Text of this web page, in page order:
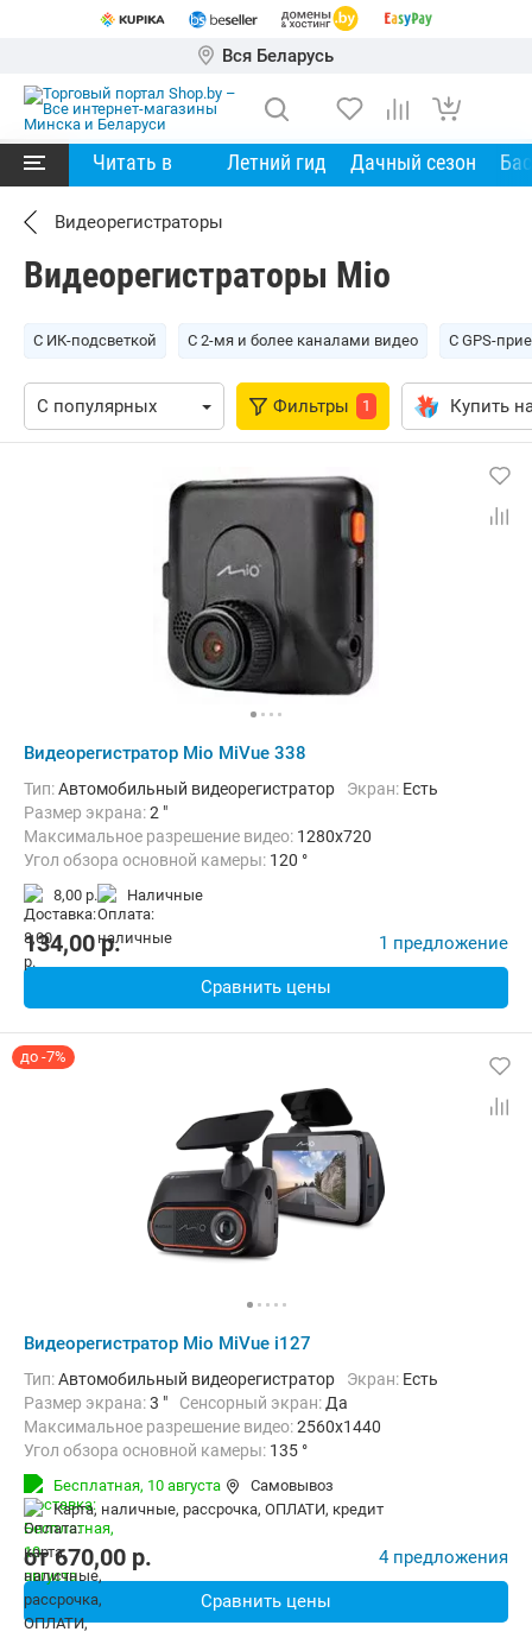
Вся Беларусь
Читать в Летний гид Дачный сезон
Видеорегистраторы
Видеорегистраторы Mio
С ИК-подсветкой С 2-мя и более каналами видео С GPS-
Фильтры 1 Купить
Видеорегистратор Mio MiVue 338
Тип:Автомобильный видеорегистратор Экран: Есть
Размер экрана:2 "
Максимальное разрешение видео: 1280x720
Угол обзора основной камеры: 120 °
Количество каналов видео:
Дополнительно:
8,00 р. наличные
134,00p. 1 предложение
Сравнить цены
до -7%
Видеорегистратор Mio MiVue i127
Тип:Автомобильный видеорегистратор Экран: Есть
Размер экрана:3 " Сенсорный экран: Да
Максимальное разрешение видео:2560х1440
Угол обзора основной камеры: 135 °
Количество каналов видео:
Дополнительно:
G-сенсор, GPS-приемник, Автоматическое
Бесплатная, 10 августа
Самовывоз
карта, наличные, рассрочка, ОПЛАТИ, кредит
от670,00 p. 4 предложения
Сравнить цены